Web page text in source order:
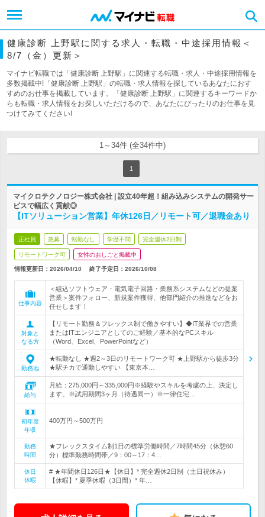
健康診断 上野駅に関する求人・転職・中途採用情報＜
8/7（金）更新＞
マイナビ転職では「健康診断 上野駅」に関連する転職・求人・中途採用情報を
多数掲載中!「健康診断 上野駅」の転職・求人情報を探しているあなたにおす
すめのお仕事を掲載しています。「健康診断 上野駅」に関連するキーワードか
らも転職・求人情報をお探しいただけるので、あなたにぴったりのお仕事を見
つけてみてください!
1～34件 (全34件中)
1
マイクロテクノロジー株式会社 | 設立40年超！組み込みシステムの開発サー
ビスで幅広く貢献◎
【ITソリューション営業】年休126日／リモート可／退職金あり
正社員 急募 転勤なし 学歴不問 完全週休2日制
リモートワーク可 女性のおしごと掲載中
情報更新日：2026/04/10 終了予定日： 2026/10/08
仕事内容
＜組込ソフトウェア・電気電子回路・業務系システムなどの提案
営業＞案件フォロー、新規案件獲得、他部門紹介の推進などをお
任せします！
対象と
なる方
【リモート勤務＆フレックス制で働きやすい】◆IT業界での営業
またはITエンジニアとしてのご経験／基本的なPCスキル
（Word、Excel、PowerPointなど）
勤務地
★転勤なし ★週2～3日のリモートワーク可 ★上野駅から徒歩3分
★駅チカで通勤しやすい 【東京本…
給与
月給：275,000円～335,000円※経験やスキルを考慮の上、決定し
ます。※試用期間3ヶ月（待遇同一）※一律住宅…
初年度
年収
400万円～500万円
勤務
時間
★フレックスタイム制1日の標準労働時間／7時間45分（休憩60
分）標準勤務時間帯／9：00～17：4…
休日
休暇
# ★年間休日126日★【休日】* 完全週休2日制（土日祝休み）
【休暇】* 夏季休暇（3日間）* 年…